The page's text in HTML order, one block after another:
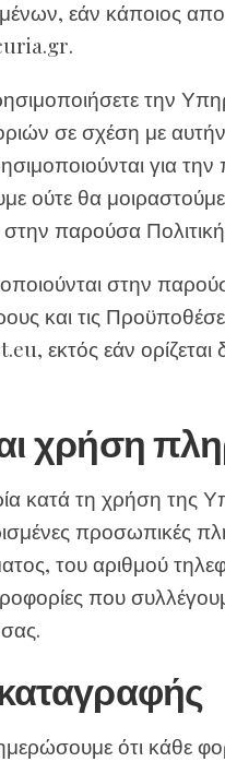
εάν κάποιος
.
την
σε σχέση με
για
ούτε θα
στην παρούσα
στην
και τις
εκτός εάν ορίζεται
χρήση
κατά τη χρήση της
προσωπικές
του αριθμού
που
ότι κάθε